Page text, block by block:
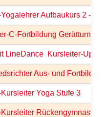
Aufbaukurs 2 -
C-Fortbildung Gerätturnen
LineDance  Kursleiter-
Aus- und
Yoga Stufe 3
Rückengymnastik